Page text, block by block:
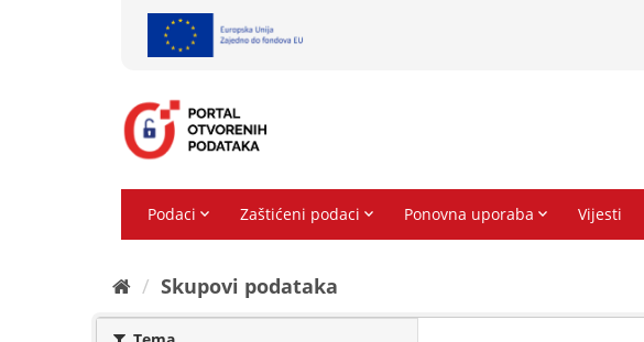
Skupovi podаtаkа